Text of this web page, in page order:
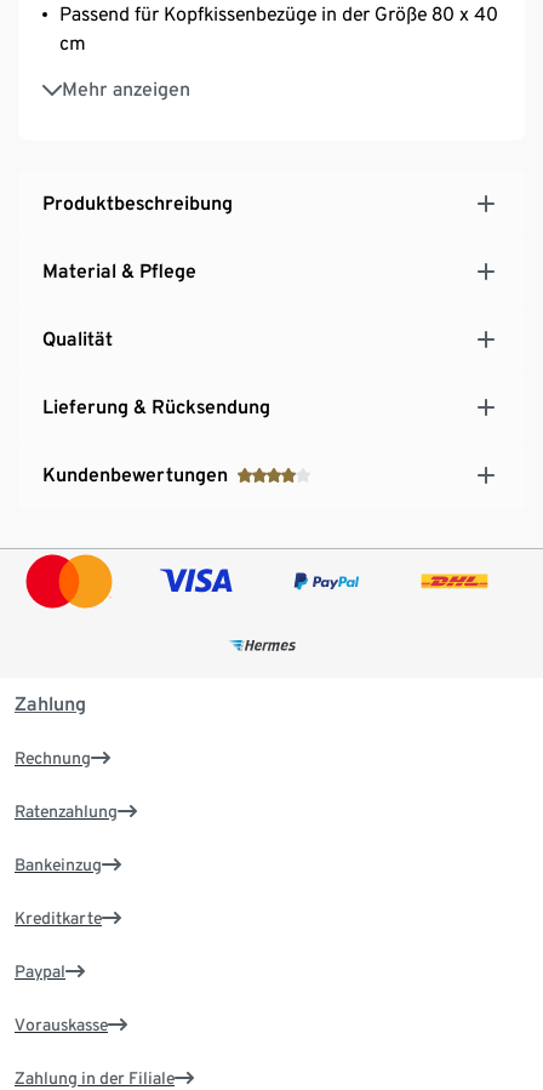
Passend für Kopfkissenbezüge in der Größe 80 x 40
cm
Mehr anzeigen
Mit recyceltem Material
irisette® greenline: exklusiv entwickelt für Tchibo
Produktbeschreibung
Material & Pflege
Qualität
Lieferung & Rücksendung
Kundenbewertungen
Zahlung
Rechnung
Ratenzahlung
Bankeinzug
Kreditkarte
Paypal
Vorauskasse
Zahlung in der Filiale